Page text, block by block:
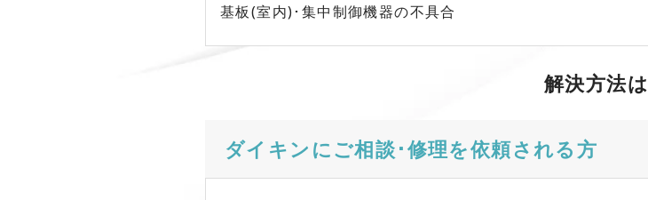
基板(室内)･集中制御機器の不具合
解決方法は
ダイキンにご相談･修理を依頼される方